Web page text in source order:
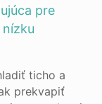
pre
ticho a
prekvapiť